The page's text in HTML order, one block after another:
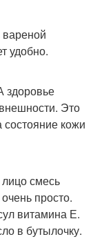
удобно.
здоровье
Это
состояние кожи
смесь
просто.
витамина Е.
в бутылочку.